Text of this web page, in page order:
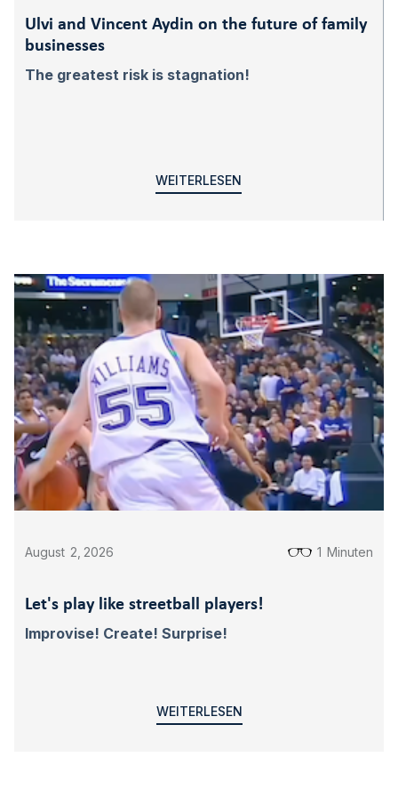
Ulvi and Vincent Aydin on the future of family
businesses
The greatest risk is stagnation!
WEITERLESEN
August 2 2026 1 Minuten
Let's play like streetball players!
Improvise! Create! Surprise!
WEITERLESEN